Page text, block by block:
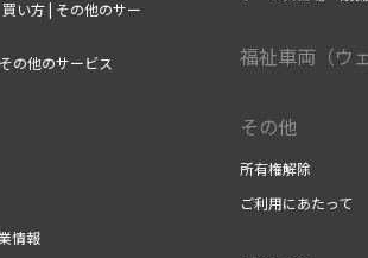
い方 | その他のサー
の他のサービス
情報
福祉車両（ウ
その他
所有権解除
ご利用にあたって